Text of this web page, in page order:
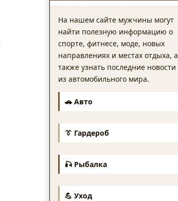
На нашем сайте мужчины могут
найти полезную информацию о
спорте, фитнесе, моде, новых
направлениях и местах отдыха, а
также узнать последние новости
из автомобильного мира.
🚗 Авто
👔 Гардероб
🎣 Рыбалка
💪 Уход